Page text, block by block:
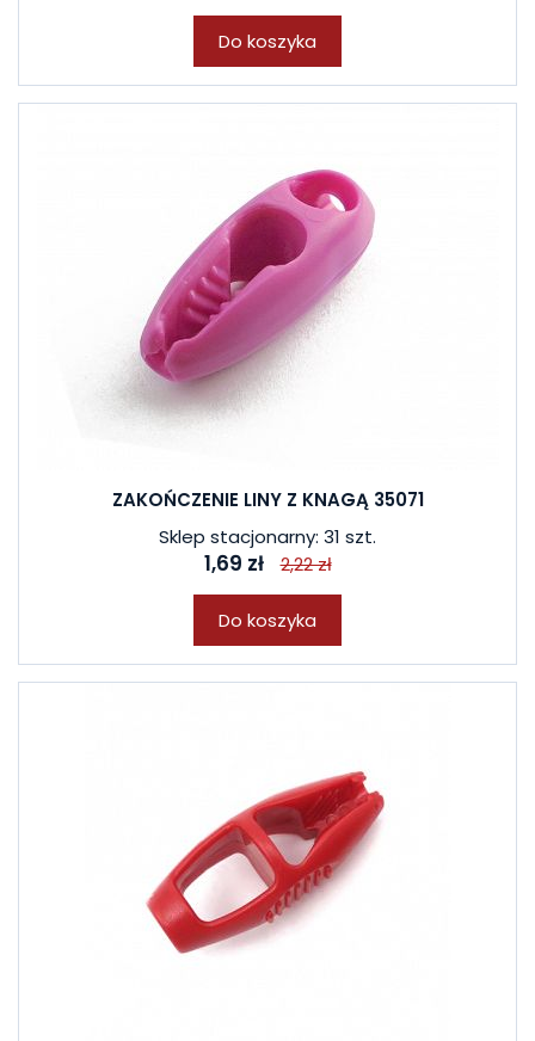
Do koszyka
ZAKOŃCZENIE LINY Z KNAGĄ 35071
Sklep stacjonarny: 31 szt.
1,69 zł 2,22 zł
Do koszyka